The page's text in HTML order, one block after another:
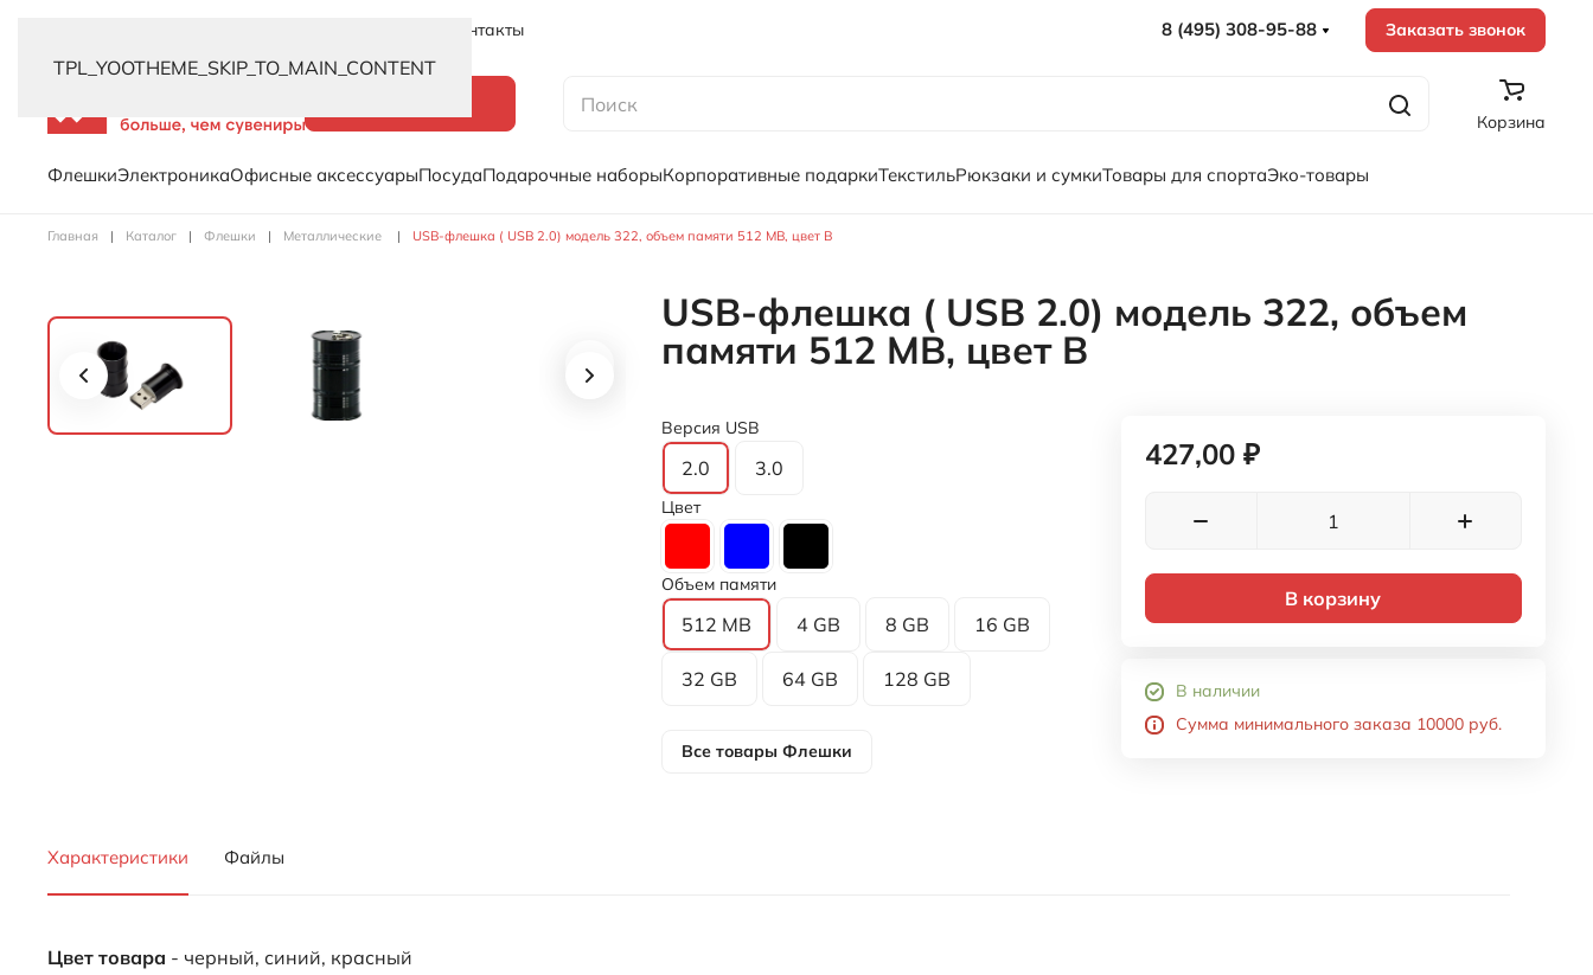
TPL_YOOTHEME_SKIP_TO_MAIN_CONTENT
Контакты 8 (495) 308-95-88 Заказать звонок
Корзина
ФлешкиЭлектроникаОфисные аксессуарыПосудаПодарочные наборыКорпоративные подаркиТекстильРюкзаки и сумкиТовары для спортаЭко-товары
Главная Каталог Флешки Металлические USB-флешка ( USB 2.0) модель 322, объем памяти 512 MB, цвет B
USB-флешка ( USB 2.0) модель 322, объем
памяти 512 MB, цвет B
Версия USB
2.0 3.0
Цвет
Объем памяти
512 MB 4 GB 8 GB 16 GB
32 GB 64 GB 128 GB
Все товары Флешки
427,00 ₽
В корзину
В наличии
Сумма минимального заказа 10000 руб.
Характеристики Файлы
Цвет товара - черный, синий, красный